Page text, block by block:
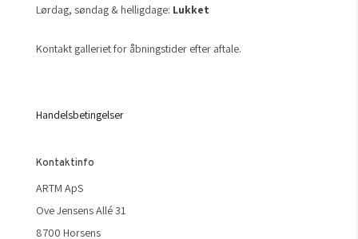
Lørdag, søndag & helligdage: Lukket
Kontakt galleriet for åbningstider efter aftale.
Handelsbetingelser
Kontaktinfo
ARTM ApS
Ove Jensens Allé 31
8700 Horsens